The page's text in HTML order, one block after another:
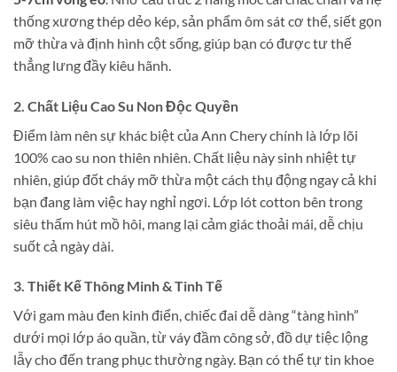
thống xương thép dẻo kép, sản phẩm ôm sát cơ thể, siết gọn
mỡ thừa và định hình cột sống, giúp bạn có được tư thế
thẳng lưng đầy kiêu hãnh.
2. Chất Liệu Cao Su Non Độc Quyền
Điểm làm nên sự khác biệt của Ann Chery chính là lớp lõi
100% cao su non thiên nhiên. Chất liệu này sinh nhiệt tự
nhiên, giúp đốt cháy mỡ thừa một cách thụ động ngay cả khi
bạn đang làm việc hay nghỉ ngơi. Lớp lót cotton bên trong
siêu thấm hút mồ hôi, mang lại cảm giác thoải mái, dễ chịu
suốt cả ngày dài.
3. Thiết Kế Thông Minh & Tinh Tế
Với gam màu đen kinh điển, chiếc đai dễ dàng “tàng hình”
dưới mọi lớp áo quần, từ váy đầm công sở, đồ dự tiệc lộng
lẫy cho đến trang phục thường ngày. Bạn có thể tự tin khoe